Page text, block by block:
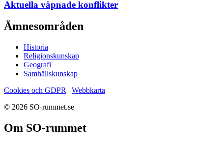
Aktuella väpnade konflikter
Ämnesområden
Historia
Religionskunskap
Geografi
Samhällskunskap
Cookies och GDPR | Webbkarta
© 2026 SO-rummet.se
Om SO-rummet